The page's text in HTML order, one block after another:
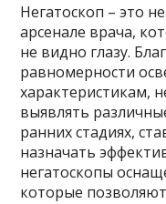
Негатоскоп – это
арсенале врача,
не видно глазу.
равномерности
характеристикам,
выявлять
ранних стадиях,
назначать
негатоскопы
которые